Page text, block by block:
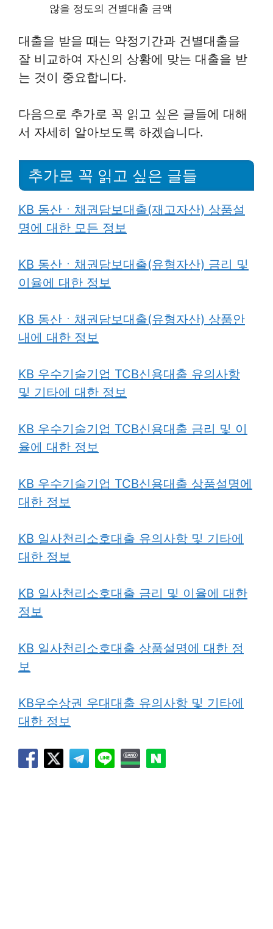
않을 정도의 건별대출 금액
대출을 받을 때는 약정기간과 건별대출을
잘 비교하여 자신의 상황에 맞는 대출을 받
는 것이 중요합니다.
다음으로 추가로 꼭 읽고 싶은 글들에 대해
서 자세히 알아보도록 하겠습니다.
추가로 꼭 읽고 싶은 글들
KB 동산ㆍ채권담보대출(재고자산) 상품설
명에 대한 모든 정보
KB 동산ㆍ채권담보대출(유형자산) 금리 및
이율에 대한 정보
KB 동산ㆍ채권담보대출(유형자산) 상품안
내에 대한 정보
KB 우수기술기업 TCB신용대출 유의사항
및 기타에 대한 정보
KB 우수기술기업 TCB신용대출 금리 및 이
율에 대한 정보
KB 우수기술기업 TCB신용대출 상품설명에
대한 정보
KB 일사천리소호대출 유의사항 및 기타에
대한 정보
KB 일사천리소호대출 금리 및 이율에 대한
정보
KB 일사천리소호대출 상품설명에 대한 정
보
KB우수상권 우대대출 유의사항 및 기타에
대한 정보